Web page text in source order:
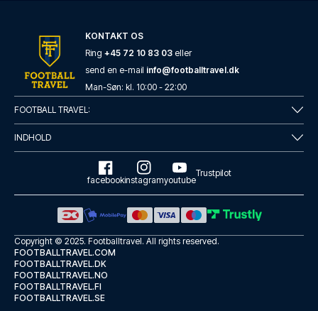
KONTAKT OS
Ring +45 72 10 83 03 eller
send en e-mail info@footballtravel.dk
Man-Søn: kl. 10:00 - 22:00
FOOTBALL TRAVEL:
INDHOLD
facebookinstagramyoutube
Trustpilot
Copyright © 2025. Footballtravel. All rights reserved.
FOOTBALLTRAVEL.COM
FOOTBALLTRAVEL.DK
FOOTBALLTRAVEL.NO
FOOTBALLTRAVEL.FI
FOOTBALLTRAVEL.SE